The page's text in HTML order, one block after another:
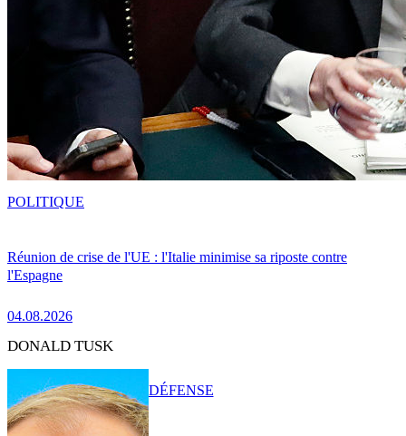
Réunion de crise de l'UE : l'Italie minimise sa riposte contre
l'Espagne
04.08.2026
POLITIQUE
DONALD TUSK
DÉFENSE